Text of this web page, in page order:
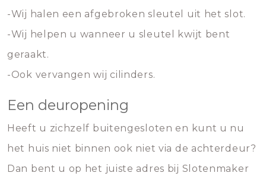
-Wij halen een afgebroken sleutel uit het slot.
-Wij helpen u wanneer u sleutel kwijt bent
geraakt.
-Ook vervangen wij cilinders.
Een deuropening
Heeft u zichzelf buitengesloten en kunt u nu
het huis niet binnen ook niet via de achterdeur?
Dan bent u op het juiste adres bij Slotenmaker